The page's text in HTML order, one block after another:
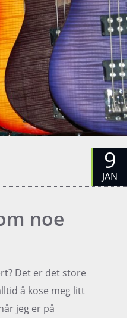
9
JAN
noe
Det er det store
å kose meg litt
jeg er på